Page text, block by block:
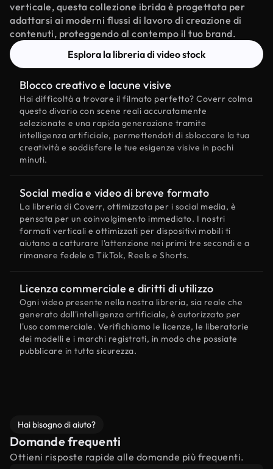
verticale, questa collezione ibrida è progettata per
adattarsi ai moderni flussi di lavoro di creazione di
contenuti, proteggendo al contempo il tuo brand.
Esplora la libreria di video stock
Blocco creativo e lacune visive
Hai difficoltà a trovare il filmato perfetto? Coverr colma
questo divario con scene reali accuratamente
selezionate e una rapida generazione tramite
intelligenza artificiale, permettendoti di sbloccare la tua
creatività e soddisfare le tue esigenze visive in pochi
minuti.
Social media e video di breve formato
La libreria di Coverr, ottimizzata per i social media, è
pensata per un coinvolgimento immediato. I nostri
formati verticali e ottimizzati per dispositivi mobili ti
aiutano a catturare l'attenzione nei primi tre secondi e a
rimanere fedele a TikTok, Reels e Shorts.
Licenza commerciale e diritti di utilizzo
Ogni video presente nella nostra libreria, sia reale che
generato dall'intelligenza artificiale, è autorizzato per
l'uso commerciale. Verifichiamo le licenze, le liberatorie
dei modelli e i marchi registrati, in modo che possiate
pubblicare in tutta sicurezza.
Hai bisogno di aiuto?
Domande frequenti
Ottieni risposte rapide alle domande più frequenti.